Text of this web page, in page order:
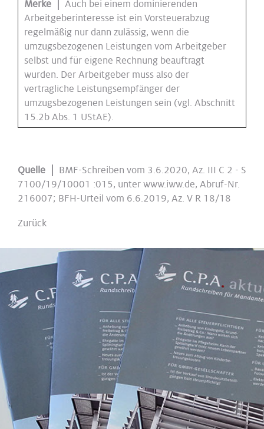
Merke |
Auch bei einem dominierenden
Arbeitgeberinteresse ist ein Vorsteuerabzug
regelmäßig nur dann zulässig, wenn die
umzugsbezogenen Leistungen vom Arbeitgeber
selbst und für eigene Rechnung beauftragt
wurden. Der Arbeitgeber muss also der
vertragliche Leistungsempfänger der
umzugsbezogenen Leistungen sein (vgl. Abschnitt
15.2b Abs. 1 UStAE).
Quelle |
BMF-Schreiben vom 3.6.2020, Az. III C 2 - S
7100/19/10001 :015, unter www.iww.de, Abruf-Nr.
216007; BFH-Urteil vom 6.6.2019, Az. V R 18/18
Zurück